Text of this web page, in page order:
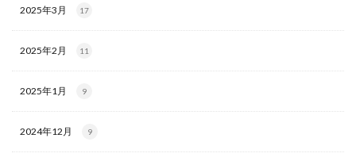
2025年3月 17
2025年2月 11
2025年1月 9
2024年12月 9